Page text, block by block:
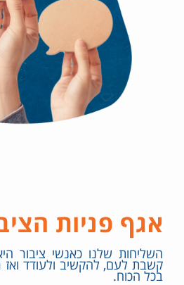
אגף פניות
השליחות שלנו כאנשי ציבור
קשבת לעם, להקשיב ולעודד ואז
בכל הכוח.